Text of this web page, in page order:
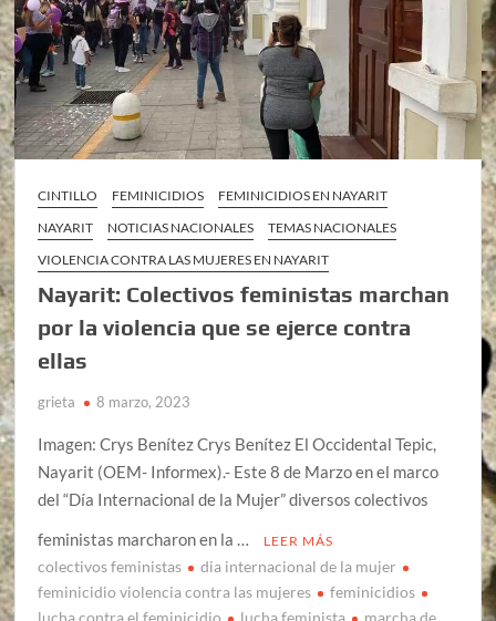
CINTILLO FEMINICIDIOS
FEMINICIDIOS EN NAYARIT
NAYARIT
NOTICIAS NACIONALES
TEMAS NACIONALES
VIOLENCIA CONTRA LAS MUJERES EN NAYARIT
Nayarit: Colectivos feministas marchan
por la violencia que se ejerce contra
ellas
grieta 8 marzo, 2023
Imagen: Crys Benítez Crys Benítez El Occidental Tepic,
Nayarit (OEM- Informex).- Este 8 de Marzo en el marco
del “Día Internacional de la Mujer” diversos colectivos
feministas marcharon en la …
LEER MÁS
colectivos feministas
dia internacional de la mujer
feminicidio violencia contra las mujeres
feminicidios